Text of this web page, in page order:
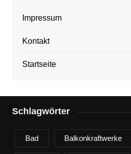
Impressum
Kontakt
Startseite
Schlagwörter
Bad Balkonkraftwerke